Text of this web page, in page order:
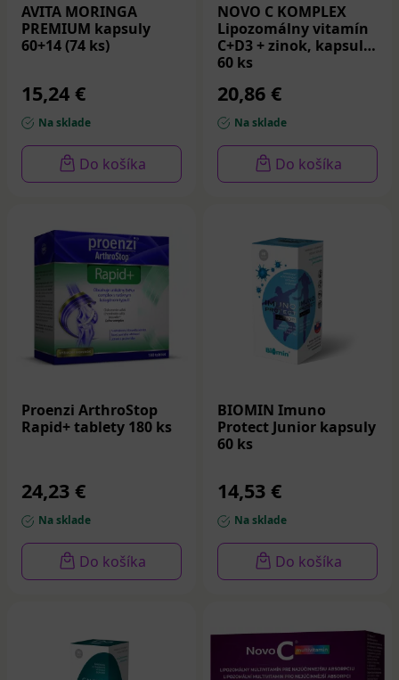
AVITA MORINGA
PREMIUM kapsuly
60+14 (74 ks)
15,24 €
Na sklade
Do košíka
NOVO C KOMPLEX
Lipozomálny vitamín
C+D3 + zinok, kapsule
60 ks
20,86 €
Na sklade
Do košíka
Proenzi ArthroStop
Rapid+ tablety 180 ks
24,23 €
Na sklade
Do košíka
BIOMIN Imuno
Protect Junior kapsuly
60 ks
14,53 €
Na sklade
Do košíka